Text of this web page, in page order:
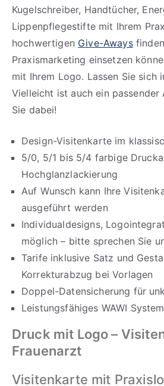
Kugelschreiber, Handtücher,
Lippenpflegestifte mit Ihrem
hochwertigen Give-Awaysfinden
Praxismarketing einsetzen
mit Ihrem Logo. Lassen Sie sich
Vielleicht ist auch ein passender
Sie dabei!
Design-Visitenkarte im
5/0, 5/1 bis 5/4 farbige
Hochglanzlackierung
Auf Wunsch kann Ihre
ausgeführt werden
Individualdesigns,
möglich – bitte sprechen Sie
Tarife inklusive Satz und
Korrekturabzug bei Vorlagen
Doppel-Datensicherung für
Leistungsfähiges WAWI
Druck mit Logo –
Frauenarzt
Visitenkarte mit